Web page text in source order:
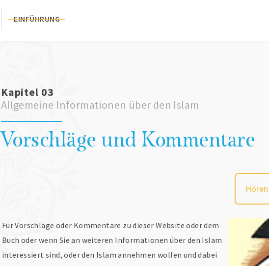
EINFÜHRUNG
Kapitel 03
Allgemeine Informationen über den Islam
Vorschläge und Kommentare
Für Vorschläge oder Kommentare zu dieser Website oder dem
Buch oder wenn Sie an weiteren Informationen über den Islam
interessiert sind, oder den Islam annehmen wollen und dabei